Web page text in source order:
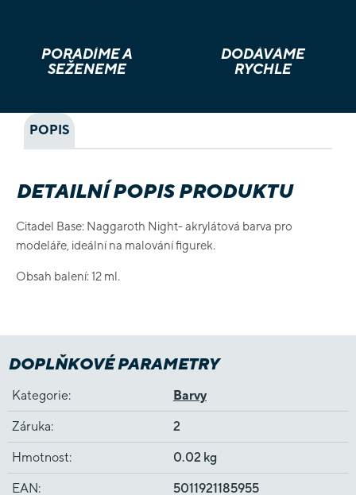
PORADÍME A
SEŽENEME
DODÁVÁME
RYCHLE
POPIS
DETAILNÍ POPIS PRODUKTU
Citadel Base: Naggaroth Night- akrylátová barva pro
modeláře, ideální na malování figurek.
Obsah balení: 12 ml.
DOPLŇKOVÉ PARAMETRY
Kategorie: Barvy
Záruka: 2
Hmotnost: 0.02 kg
EAN: 5011921185955